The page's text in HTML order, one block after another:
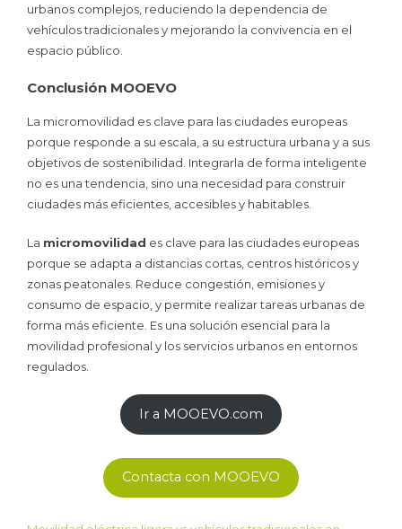
urbanos complejos, reduciendo la dependencia de
vehículos tradicionales y mejorando la convivencia en el
espacio público.
Conclusión MOOEVO
La micromovilidad es clave para las ciudades europeas
porque responde a su escala, a su estructura urbana y a sus
objetivos de sostenibilidad. Integrarla de forma inteligente
no es una tendencia, sino una necesidad para construir
ciudades más eficientes, accesibles y habitables.
La micromovilidad es clave para las ciudades europeas
porque se adapta a distancias cortas, centros históricos y
zonas peatonales. Reduce congestión, emisiones y
consumo de espacio, y permite realizar tareas urbanas de
forma más eficiente. Es una solución esencial para la
movilidad profesional y los servicios urbanos en entornos
regulados.
Ir a MOOEVO.com
Contacta con MOOEVO